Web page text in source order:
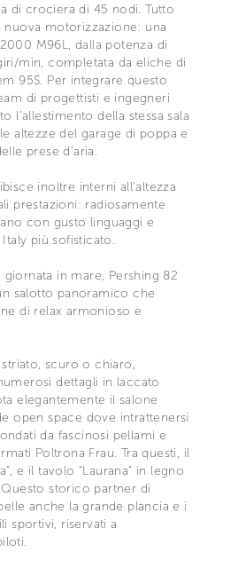
di crociera di 45 nodi. Tutto
nuova motorizzazione: una
M96L, dalla potenza di
min, completata da eliche di
95S. Per integrare questo
di progettisti e ingegneri
l’allestimento della stessa sala
altezze del garage di poppa e
prese d’aria.
inoltre interni all’altezza
prestazioni: radiosamente
con gusto linguaggi e
più sofisticato.
giornata in mare, Pershing 82
salotto panoramico che
di relax armonioso e
striato, scuro o chiaro,
dettagli in laccato
elegantemente il salone
open space dove intrattenersi
da fascinosi pellami e
Poltrona Frau. Tra questi, il
e il tavolo “Laurana” in legno
storico partner di
anche la grande plancia e i
sportivi, riservati a